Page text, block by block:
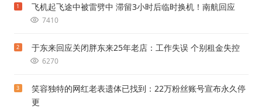
1 飞机起飞途中被雷劈中 滞留3小时后临时换机！南航回应
7410
2 于东来回应关闭胖东来25年老店：工作失误 个别租金失控
6270
3
笑容独特的网红老表遗体已找到：22万粉丝账号宣布永久停
更